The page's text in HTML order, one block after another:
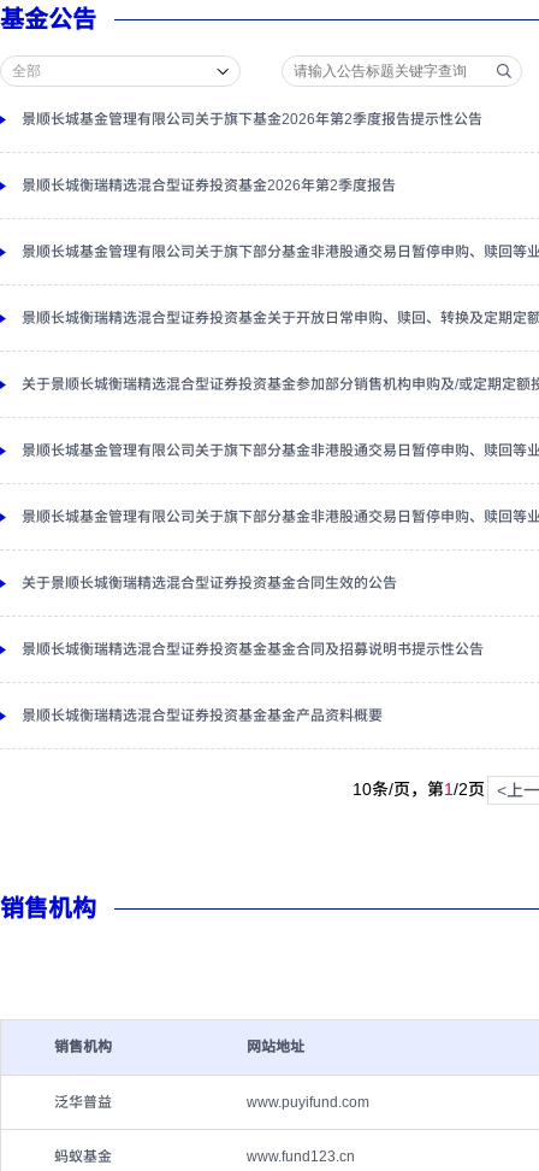
基金公告
景顺长城基金管理有限公司关于旗下基金2026年第2季度报告提示性公告
景顺长城衡瑞精选混合型证券投资基金2026年第2季度报告
景顺长城基金管理有限公司关于旗下部分基金非港股通交易日暂停申购、赎回等
景顺长城衡瑞精选混合型证券投资基金关于开放日常申购、赎回、转换及定期定
关于景顺长城衡瑞精选混合型证券投资基金参加部分销售机构申购及/或定期定额
景顺长城基金管理有限公司关于旗下部分基金非港股通交易日暂停申购、赎回等
景顺长城基金管理有限公司关于旗下部分基金非港股通交易日暂停申购、赎回等
关于景顺长城衡瑞精选混合型证券投资基金合同生效的公告
景顺长城衡瑞精选混合型证券投资基金基金合同及招募说明书提示性公告
景顺长城衡瑞精选混合型证券投资基金基金产品资料概要
10条/页，第1/2页 <上
销售机构
销售机构 网站地址
泛华普益 www.puyifund.com
蚂蚁基金 www.fund123.cn